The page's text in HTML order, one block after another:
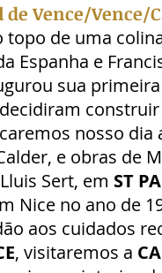
de Vence/Vence/
de uma
Espanha e
sua
nosso
e obras de
Sert, em ST
Nice no ano de
aos cuidados
, visitaremos a